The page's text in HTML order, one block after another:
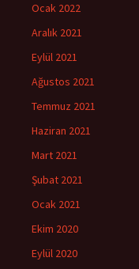
Ocak 2022
Aralık 2021
Eylül 2021
Ağustos 2021
Temmuz 2021
Haziran 2021
Mart 2021
Şubat 2021
Ocak 2021
Ekim 2020
Eylül 2020